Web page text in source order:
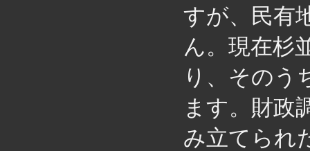
すが、民有
ん。現在杉
り、そのう
ます。財政
み立てられ